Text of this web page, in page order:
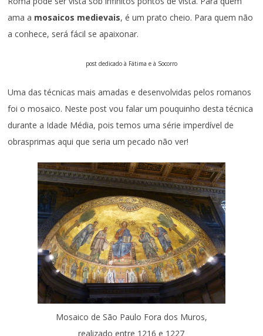
ama a mosaicos medievais, é um prato cheio. Para quem não
a conhece, será fácil se apaixonar.
post dedicado à Fátima e à Socorro
Uma das técnicas mais amadas e desenvolvidas pelos romanos
foi o mosaico. Neste post vou falar um pouquinho desta técnica
durante a Idade Média, pois temos uma série imperdível de
obrasprimas aqui que seria um pecado não ver!
Mosaico de São Paulo Fora dos Muros,
realizado entre 1216 e 1227